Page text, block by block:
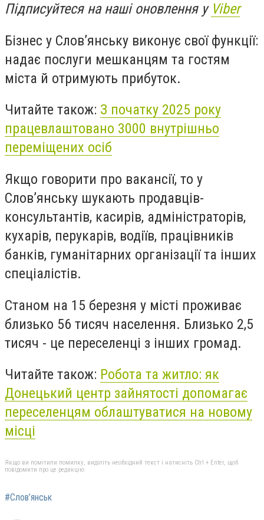
Підписуйтеся на наші оновлення у Viber
Бізнес у Слов’янську виконує свої функції:
надає послуги мешканцям та гостям
міста й отримують прибуток.
Читайте також: З початку 2025 року
працевлаштовано 3000 внутрішньо
переміщених осіб
Якщо говорити про вакансії, то у
Слов’янську шукають продавців-
консультантів, касирів, адміністраторів,
кухарів, перукарів, водіїв, працівників
банків, гуманітарних організації та інших
спеціалістів.
Станом на 15 березня у місті проживає
близько 56 тисяч населення. Близько 2,5
тисяч - це переселенці з інших громад.
Читайте також: Робота та житло: як
Донецький центр зайнятості допомагає
переселенцям облаштуватися на новому
місці
Якщо ви помітили помилку, виділіть необхідний текст і натисніть Ctrl + Enter, щоб
повідомити про це редакцію
#Слов’янськ